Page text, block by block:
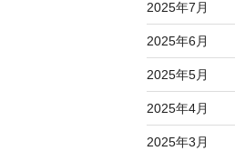
2025年7月
2025年6月
2025年5月
2025年4月
2025年3月